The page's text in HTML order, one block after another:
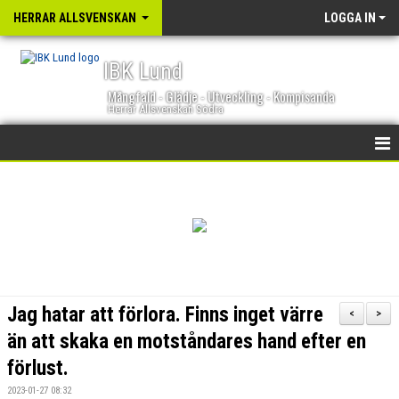
HERRAR ALLSVENSKAN LOGGA IN
IBK Lund
Mångfald - Glädje - Utveckling - Kompisanda
Herrar Allsvenskan Södra
GÄSTBOK
BILDGALLERI
>
<
Jag hatar att förlora. Finns inget värre
än att skaka en motståndares hand efter en
förlust.
2023-01-27 08:32